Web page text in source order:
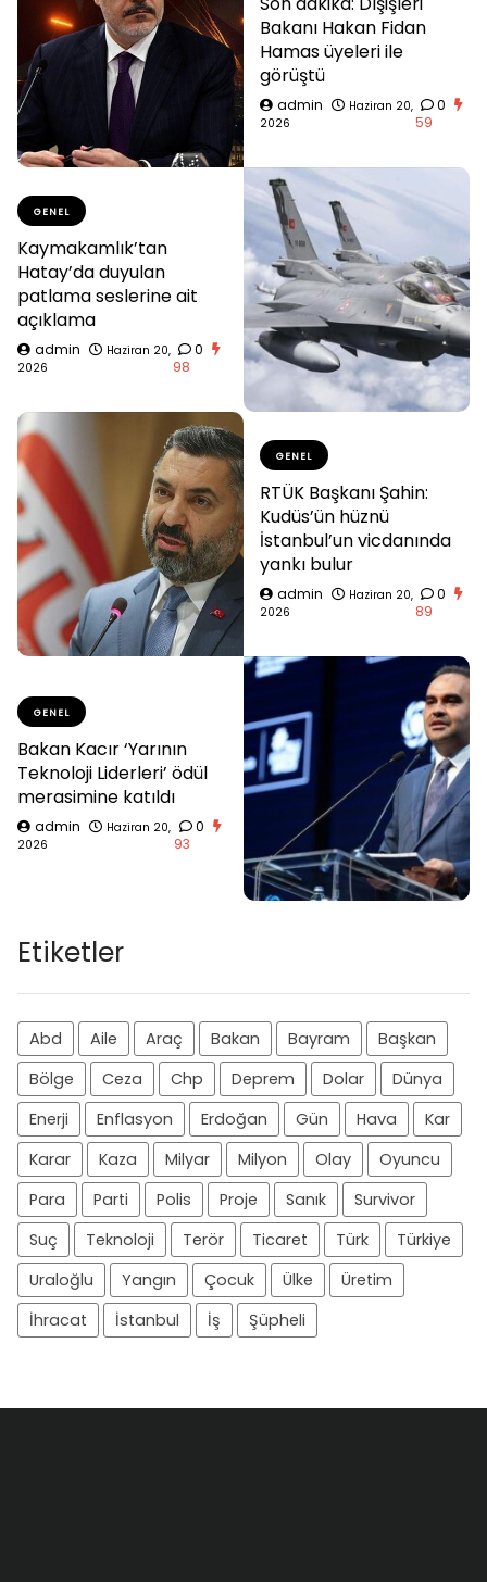
Bakanı Hakan Fidan
Hamas üyeleri ile
görüştü
admin
Haziran 20,
2026
0
59
GENEL
Kaymakamlık’tan
Hatay’da duyulan
patlama seslerine ait
açıklama
admin
Haziran 20,
2026
0
98
GENEL
RTÜK Başkanı Şahin:
Kudüs’ün hüznü
İstanbul’un vicdanında
yankı bulur
admin
Haziran 20,
2026
0
89
GENEL
Bakan Kacır ‘Yarının
Teknoloji Liderleri’ ödül
merasimine katıldı
admin
Haziran 20,
2026
0
93
Etiketler
Abd Aile Araç Bakan Bayram
Başkan
Bölge
Ceza Chp Deprem Dolar
Dünya
Enerji
Enflasyon Erdoğan Gün Hava
Kar
Karar
Kaza Milyar Milyon Olay
Oyuncu
Para
Parti Polis Proje Sanık
Survivor
Suç
Teknoloji Terör Ticaret Türk
Türkiye
Uraloğlu
Yangın Çocuk Ülke
Üretim
İhracat
İstanbul İş Şüpheli